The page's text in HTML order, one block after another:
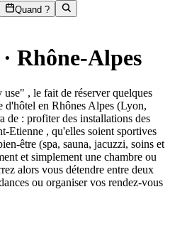
Quand ?
Rhône-Alpes
, le fait de réserver quelques
d'hôtel en Rhônes Alpes (Lyon,
de : profiter des installations des
Etienne , qu'elles soient sportives
être (spa, sauna, jacuzzi, soins et
et simplement une chambre ou
alors vous détendre entre deux
ou organiser vos rendez-vous